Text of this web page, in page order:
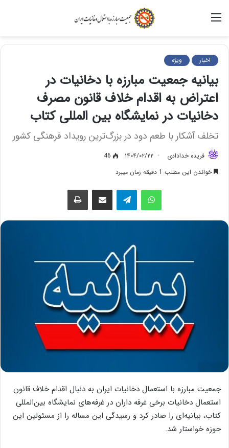
اخبار ویژه
بیانیه جمعیت مبارزه با دخانیات در
اعتراض به اقدام خلاف قانون مصرف
دخانیات در نمایشگاه بین المللی کتاب
تخلف آشکار با طعم دود در بزرگ‌ترین رویداد فرهنگی کشور
فریده خدادادی ۱۴۰۴/۰۲/۲۲
46
خواندن این مطلب 1 دقیقه زمان میبرد
واتس آپ اشتراک گذاری از طریق ایمیل
جمعیت مبارزه با استعمال دخانیات ایران به دنبال اقدام خلاف قانون
استعمال دخانیات برخی غرفه داران در غرفه‌های نمایشگاه بین‌المللی
کتاب، بیانیه‌ای را صادر کرد و رسیدگی این مساله را از مسئولین این
حوزه خواستار شد.